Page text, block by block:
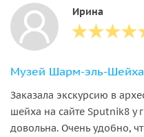
Ирина
Заказала экскурсию в
шейха на сайте Sputnik8 у
довольна. Очень удобно,